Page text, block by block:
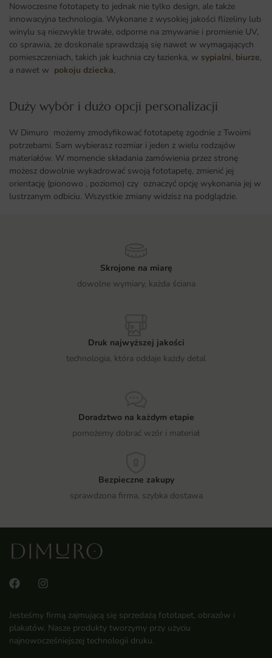
Nowoczesne fototapety to jednak nie tylko design, ale także
innowacyjna technologia. Wykonane z wysokiej jakości flizeliny lub
winylu są niezwykle trwałe, odporne na zmywanie i promienie UV,
co sprawia, że doskonale sprawdzają się nawet w wymagających
pomieszczeniach, takich jak kuchnia czy łazienka, w sypialni, biurze,
a nawet w pokoju dziecka,
Duży wybór i dużo opcji personalizacji ​
W Dimuro możemy zmodyfikować fototapetę zgodnie z Twoimi
potrzebami. Sam wybierasz rozmiar i jeden z wielu rodzajów
materiałów. W momencie składania zamówienia przez stronę
możesz dowolnie wykadrować swoją fototapetę, zmienić jej
orientację (pionowo , poziomo) czy oznaczyć opcję wykonania jej w
lustrzanym odbiciu. Wszystkie zmiany widzisz na podglądzie.
Skrojone na miarę
dowolne wymiary, każda ściana
Druk najwyższej jakości
technologia, która oddaje każdy detal
Doradztwo na każdym etapie
pomożemy dobrać wzór i materiał
Bezpieczne zakupy
sprawdzona firma, szybka dostawa
Jesteśmy firmą zajmującą się sprzedażą fototapet, obrazów i
plakatów. Nasze produkty tworzymy przy użyciu
najnowocześniejszej technologii druku.